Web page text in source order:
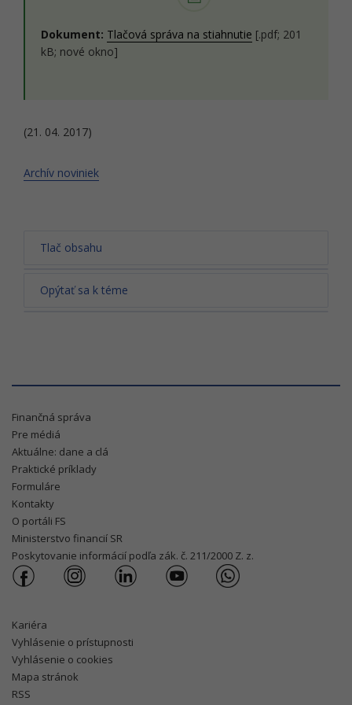
Dokument: Tlačová správa na stiahnutie [.pdf; 201
kB; nové okno]
(21. 04. 2017)
Archív noviniek
Tlač obsahu
Opýtať sa k téme
Finančná správa
Pre médiá
Aktuálne: dane a clá
Praktické príklady
Formuláre
Kontakty
O portáli FS
Ministerstvo financií SR
Poskytovanie informácií podľa zák. č. 211/2000 Z. z.
Kariéra
Vyhlásenie o prístupnosti
Vyhlásenie o cookies
Mapa stránok
RSS